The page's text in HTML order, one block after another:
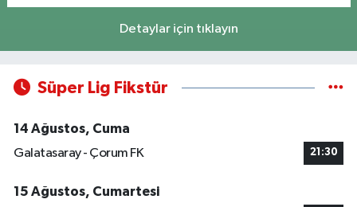
Detaylar için tıklayın
Süper Lig Fikstür
14 Ağustos, Cuma
Galatasaray - Çorum FK
21:30
15 Ağustos, Cumartesi